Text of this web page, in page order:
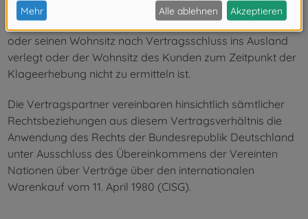
Sondervermögen ist oder zwar Verbraucher ist, aber
keinen allgemeinen Gerichtsstand in Deutschland hat
oder seinen Wohnsitz nach Vertragsschluss ins Ausland
verlegt oder der Wohnsitz des Kunden zum Zeitpunkt der
Klageerhebung nicht zu ermitteln ist.
Die Vertragspartner vereinbaren hinsichtlich sämtlicher
Rechtsbeziehungen aus diesem Vertragsverhältnis die
Anwendung des Rechts der Bundesrepublik Deutschland
unter Ausschluss des Übereinkommens der Vereinten
Nationen über Verträge über den internationalen
Warenkauf vom 11. April 1980 (CISG).